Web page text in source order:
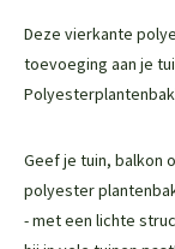
Deze vierkante
toevoeging aan je
Geef je tuin, balkon
polyester
- met een lichte